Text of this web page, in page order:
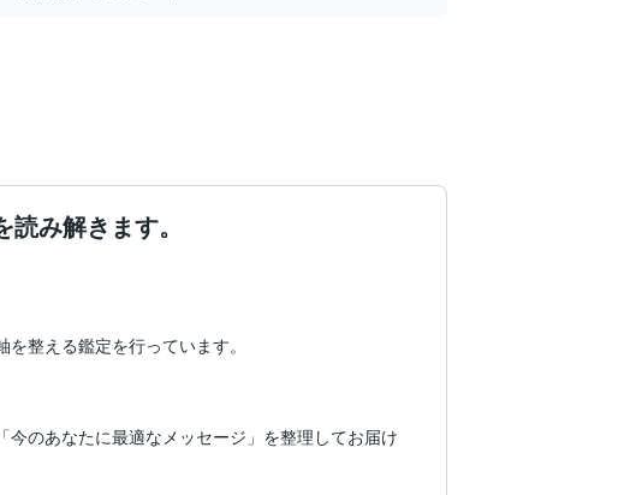
み解きます。
整える鑑定を行っています。
のあなたに最適なメッセージ」を整理してお届け